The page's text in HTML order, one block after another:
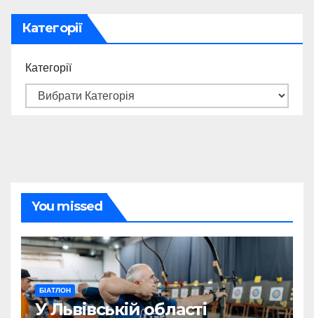
Категорії
Категорії
You missed
БІАТЛОН
У Львівській області